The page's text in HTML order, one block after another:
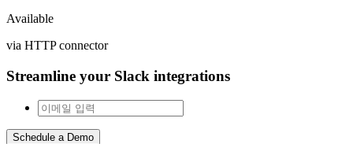
Available
via HTTP connector
Streamline your Slack integrations
Schedule a Demo